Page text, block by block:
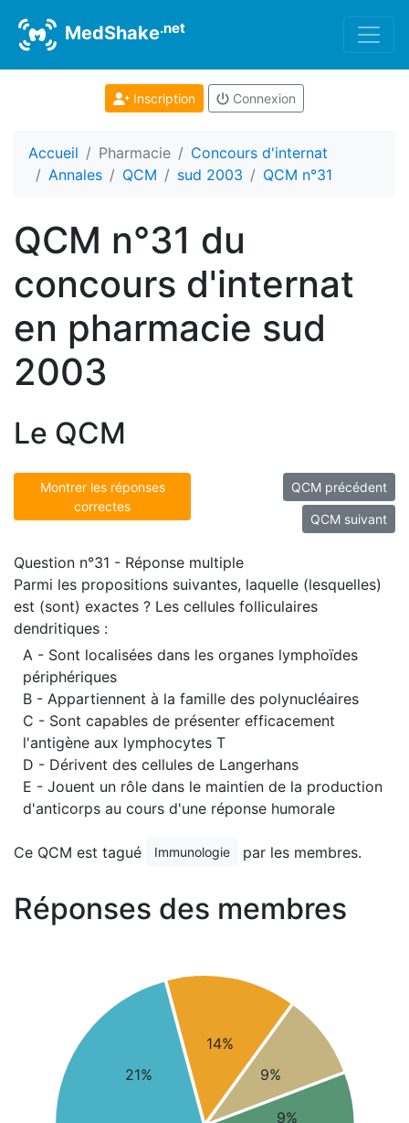
MedShake.net
Inscription Connexion
Accueil Pharmacie
Concours d'internat
Annales
QCM sud 2003 QCM n°31
QCM n°31 du
concours d'internat
en pharmacie sud
2003
Le QCM
Montrer les réponses
correctes
QCM précédent
QCM suivant
Question n°31 - Réponse multiple
Parmi les propositions suivantes, laquelle (lesquelles)
est (sont) exactes ? Les cellules folliculaires
dendritiques :
A - Sont localisées dans les organes lymphoïdes
périphériques
B - Appartiennent à la famille des polynucléaires
C - Sont capables de présenter efficacement
l'antigène aux lymphocytes T
D - Dérivent des cellules de Langerhans
E - Jouent un rôle dans le maintien de la production
d'anticorps au cours d'une réponse humorale
Ce QCM est tagué Immunologie par les membres.
Réponses des membres
21%
14%
9%
9%